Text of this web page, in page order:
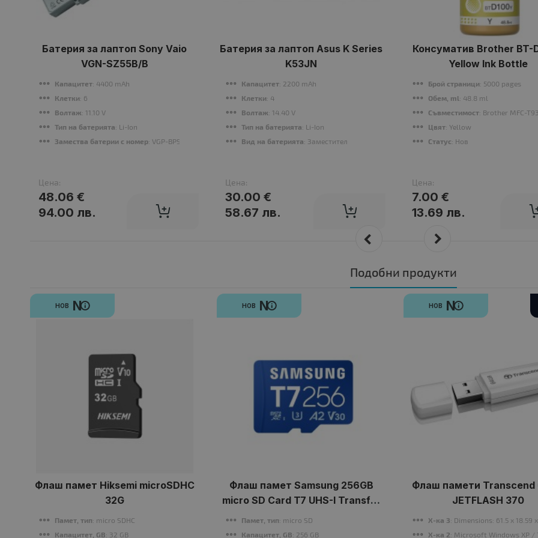
Батерия за лаптоп Sony Vaio
VGN-SZ55B/B
Капацитет: 4400 mAh
Клетки: 6
Волтаж: 11.10 V
Тип на батерията: Li-Ion
Замества батерии с номер: VGP-BPS9, VGP-BPS10, VGP-BPS9/B, VGP-BPS9A/B,VGP-BPS9B
Цена:
48.06 €
94.00 лв.
Батерия за лаптоп Asus K Series
K53JN
Капацитет: 2200 mAh
Клетки: 4
Волтаж: 14.40 V
Тип на батерията: Li-Ion
Вид на батерията: Заместител
Цена:
30.00 €
58.67 лв.
Консуматив Brother BT-
Yellow Ink Bottle
Брой страници: 5000 pages
Обем, ml : 48.8 ml
Съвместимост: Brother MFC-
Цвят: Yellow
Статус: Нов
Цена:
7.00 €
13.69 лв.
Подобни продукти
НОВ N
Флаш памет Hiksemi microSDHC
32G
Памет, тип: micro SDHC
Капацитет, GB: 32 GB
НОВ N
Флаш памет Samsung 256GB
micro SD Card T7 UHS-I Transfer
Speed up to 170MB/s Class 10 U3
V30 A2
Памет, тип: micro SD
Капацитет, GB: 256 GB
НОВ N
Флаш памети Transcend
JETFLASH 370
Х-ка 3: Dimensions: 61.5 x 18.59 x
Х-ка 2: Microsoft Windows XP /